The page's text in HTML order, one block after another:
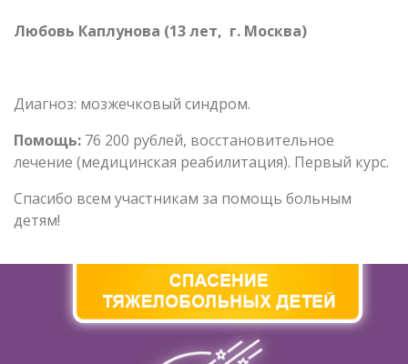
Любовь Каплунова (13 лет, г. Москва)
Диагноз: мозжечковый синдром.
Помощь: 76 200 рублей, восстановительное
лечение (медицинская реабилитация). Первый курс.
Спасибо всем участникам за помощь больным
детям!